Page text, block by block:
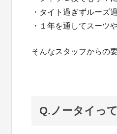
・タイト過ぎずルーズ
・１年を通してスーツ
そんなスタッフからの
Q.ノータイっ